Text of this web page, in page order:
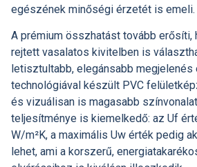
egészének minőségi érzetét is emeli.
A prémium összhatást tovább erősíti,
rejtett vasalatos kivitelben is
letisztultabb, elegánsabb megjelenés
technológiával készült PVC
és vizuálisan is magasabb
teljesítménye is kiemelkedő: az Uf
W/m²K, a maximális Uw érték pedig
lehet, ami a korszerű,